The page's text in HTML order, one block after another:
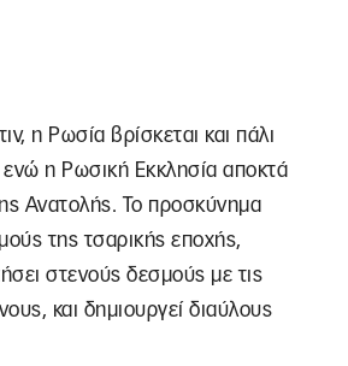
η Ρωσία βρίσκεται και πάλι
η Ρωσική Εκκλησία αποκτά
Ανατολής. Το προσκύνημα
της τσαρικής εποχής,
στενούς δεσμούς με τις
και δημιουργεί διαύλους